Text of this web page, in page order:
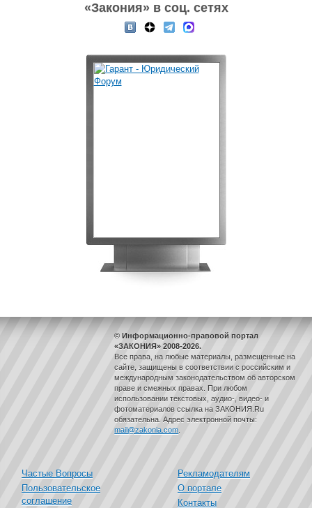
«Закония» в соц. сетях
© Информационно-правовой портал
«ЗАКОНИЯ» 2008-2026.
Все права, на любые материалы, размещенные на
сайте, защищены в соответствии с российским и
международным законодательством об авторском
праве и смежных правах. При любом
использовании текстовых, аудио-, видео- и
фотоматериалов ссылка на ЗАКОНИЯ.Ru
обязательна. Адрес электронной почты:
mail@zakonia.com
Частые Вопросы
Пользовательское
соглашение
Рекламодателям
О портале
Контакты